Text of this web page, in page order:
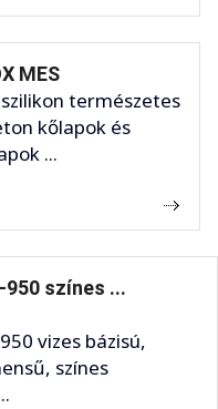
MES
természetes
kőlapok és
...
színes ...
vizes bázisú,
színes